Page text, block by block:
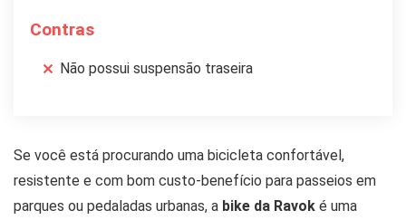
Contras
Não possui suspensão traseira
Se você está procurando uma bicicleta confortável,
resistente e com bom custo-benefício para passeios em
parques ou pedaladas urbanas, a bike da Ravok é uma